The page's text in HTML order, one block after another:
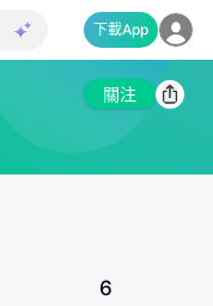
下載App
關注
6